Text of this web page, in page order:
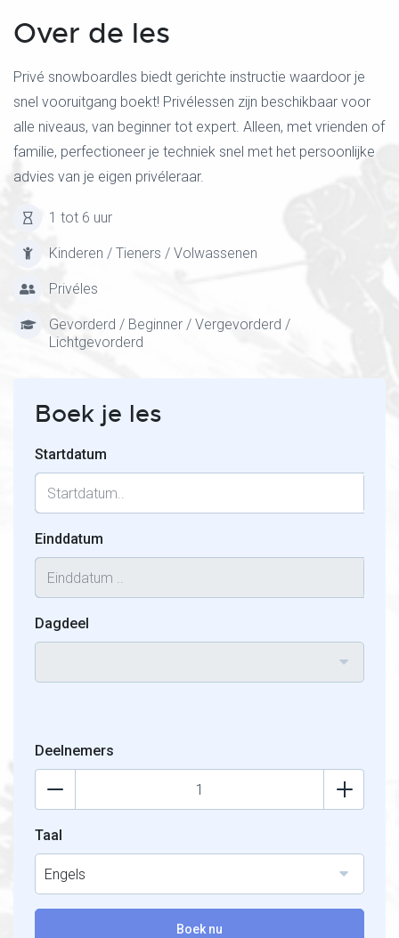
Over de les
Privé snowboardles biedt gerichte instructie waardoor je
snel vooruitgang boekt! Privélessen zijn beschikbaar voor
alle niveaus, van beginner tot expert. Alleen, met vrienden of
familie, perfectioneer je techniek snel met het persoonlijke
advies van je eigen privéleraar.
1 tot 6 uur
Kinderen / Tieners / Volwassenen
Privéles
Gevorderd / Beginner / Vergevorderd /
Lichtgevorderd
Boek je les
Startdatum
Einddatum
Dagdeel
Deelnemers
Taal
Engels
Boek nu